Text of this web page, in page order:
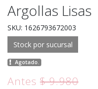
Argollas Lisas
SKU: 1626793672003
Stock por sucursal
Agotado.
Antes$ 9.980